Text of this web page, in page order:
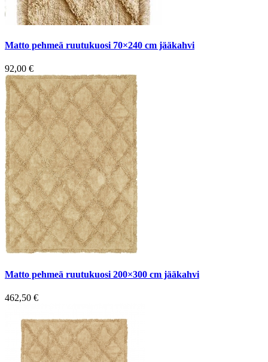
Matto pehmeä ruutukuosi 70×240 cm jääkahvi
92,00 €
Matto pehmeä ruutukuosi 200×300 cm jääkahvi
462,50 €